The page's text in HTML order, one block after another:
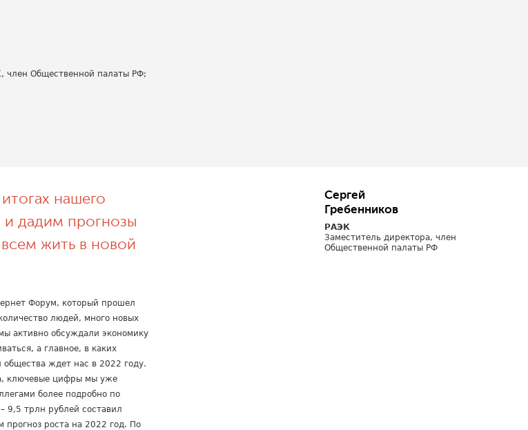
член Общественной палаты РФ;
нашего
и дадим прогнозы
жить в новой
Форум, который прошел
людей, много новых
активно обсуждали экономику
а главное, в каких
общества ждет нас в 2022 году.
ключевые цифры мы уже
более подробно по
9,5 трлн рублей составил
прогноз роста на 2022 год. По
Сергей
Гребенников
РАЭК
Заместитель директора, член
Общественной палаты РФ